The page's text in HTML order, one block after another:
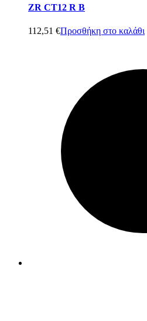
ZR CT12 R B
112,51 €Προσθήκη στο καλάθι